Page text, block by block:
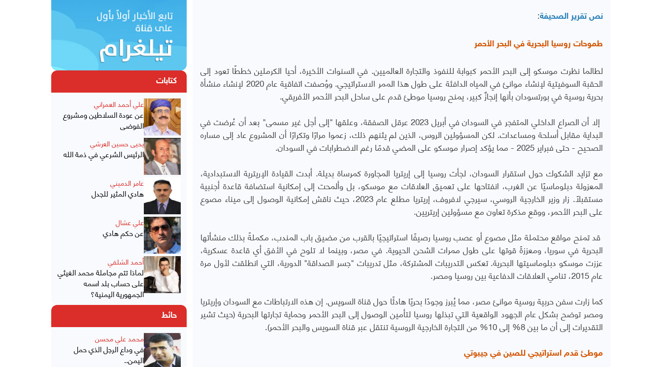
نص تقرير الصحيفة:
طموحات روسيا البحرية في البحر الأحمر
لطالما نظرت موسكو إلى البحر الأحمر كبوابة للنفوذ والتجارة العالميين. في السنوات الأخيرة، أحيا الكرملين خططًا تعود إلى
الحقبة السوفيتية لإنشاء موانئ في المياه الدافئة على طول هذا الممر الاستراتيجي. ووُصفت اتفاقية عام 2020 لإنشاء منشأة
بحرية روسية في بورتسودان بأنها إنجازٌ كبير، يمنح روسيا موطئ قدم على ساحل البحر الأحمر الأفريقي.
إلا أن الصراع الداخلي المتفجر في السودان في أبريل 2023 عرقل الصفقة، وعلقها "إلى أجل غير مسمى" بعد أن عُرضت في
البداية مقابل أسلحة ومساعدات. لكن المسؤولين الروس، الذين لم يثنهم ذلك، زعموا مرارًا وتكرارًا أن المشروع عاد إلى مساره
الصحيح - حتى فبراير 2025 - مما يؤكد إصرار موسكو على المضي قدمًا رغم الاضطرابات في السودان.
مع تزايد الشكوك حول استقرار السودان، لجأت روسيا إلى إريتريا المجاورة كمرساة بديلة. أبدت القيادة الإريترية الاستبدادية،
المعزولة دبلوماسيًا عن الغرب، انفتاحها على تعميق العلاقات مع موسكو، بل وألمحت إلى إمكانية استضافة قاعدة أجنبية
مستقبلًا. زار وزير الخارجية الروسي، سيرجي لافروف، إريتريا مطلع عام 2023، حيث ناقش إمكانية الوصول إلى ميناء مصوع
على البحر الأحمر، ووقع مذكرة تعاون مع مسؤولين إريتريين.
قد تمنح مواقع محتملة مثل مصوع أو عصب روسيا رصيفًا استراتيجيًا بالقرب من مضيق باب المندب، مكملةً بذلك منشأتها
البحرية في سوريا، ومعززةً قوتها على طول ممرات الشحن الحيوية. في مصر، وبينما لا تلوح في الأفق أي قاعدة عسكرية،
عززت موسكو دبلوماسيتها البحرية. تعكس التدريبات المشتركة، مثل تدريبات "جسر الصداقة" الدورية، التي انطلقت لأول مرة
عام 2015، تنامي العلاقات الدفاعية بين روسيا ومصر.
كما زارت سفن حربية روسية موانئ مصر، مما يُبرز وجودًا بحريًا هادئًا حول قناة السويس. إن هذه الارتباطات مع السودان وإريتريا
ومصر توضح بشكل عام الجهود الواقعية التي تبذلها روسيا لتأمين الوصول إلى البحر الأحمر وحماية تجارتها البحرية (حيث تشير
التقديرات إلى أن ما بين 8% إلى 10% من التجارة الخارجية الروسية تنتقل عبر قناة السويس والبحر الأحمر).
موطئ قدم استراتيجي للصين في جيبوتي
كتابات
علي أحمد العمراني
عن عودة السلاطين ومشروع
الفوضى
يحيى حسين العرشي
الرئيس الشرعي في ذمة الله
عامر الدميني
هادي المثير للجدل
علي عشال
عن حكم هادي
أحمد الشلفي
لماذا تتم مجاملة محمد الغيثي
على حساب بلد اسمه
الجمهورية اليمنية؟
حائط
محمد علي محسن
في وداع الرجل الذي حمل
اليمن..